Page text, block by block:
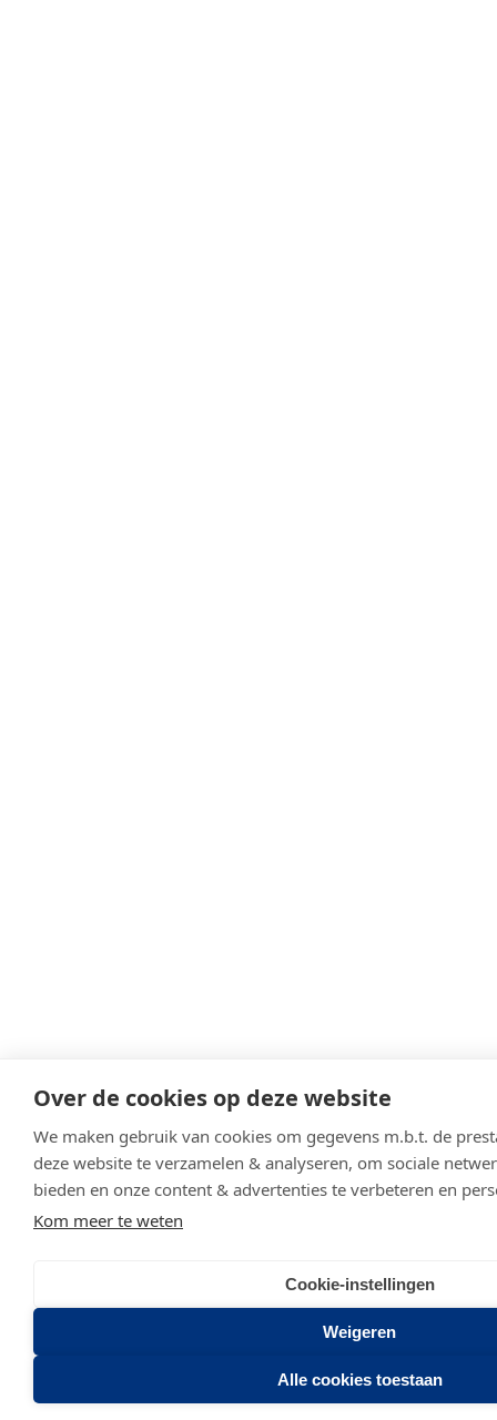
Over de cookies op deze website
We maken gebruik van cookies om gegevens m.b.t. de
deze website te verzamelen & analyseren, om sociale
bieden en onze content & advertenties te verbeteren en
Kom meer te weten
Cookie-instellingen
Weigeren
Alle cookies toestaan